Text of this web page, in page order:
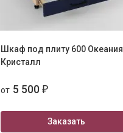
Шкаф под плиту 600 Океания
Кристалл
от 5 500 ₽
Заказать